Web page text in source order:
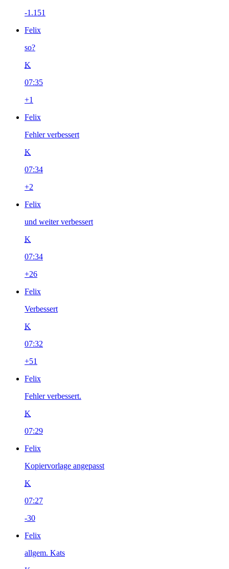
-1.151
Felix
so?
K
07:35
+1
Felix
Fehler verbessert
K
07:34
+2
Felix
und weiter verbessert
K
07:34
+26
Felix
Verbessert
K
07:32
+51
Felix
Fehler verbessert.
K
07:29
Felix
Kopiervorlage angepasst
K
07:27
-30
Felix
allgem. Kats